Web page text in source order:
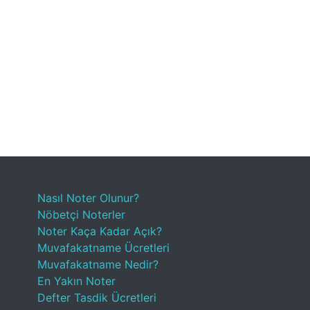
Nasıl Noter Olunur?
Nöbetçi Noterler
Noter Kaça Kadar Açık?
Muvafakatname Ücretleri
Muvafakatname Nedir?
En Yakın Noter
Defter Tasdik Ücretleri